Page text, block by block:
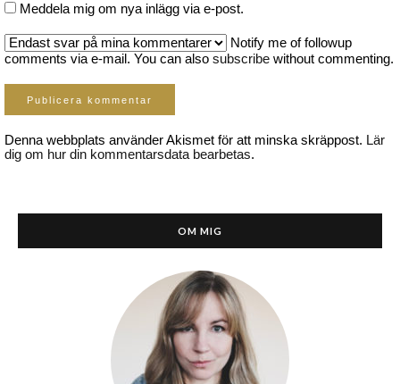
Meddela mig om nya inlägg via e-post.
Notify me of followup
comments via e-mail. You can also subscribe without commenting.
Denna webbplats använder Akismet för att minska skräppost. Lär
dig om hur din kommentarsdata bearbetas.
OM MIG